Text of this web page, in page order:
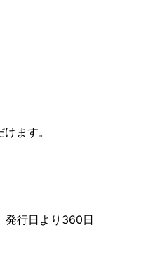
ます。
発行日より360日